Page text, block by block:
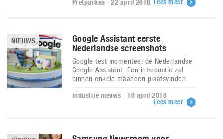
Pretparken - 22 april 2018 Lees meer
NIEUWS
Google Assistant eerste
Nederlandse screenshots
Google test momenteel de Nederlandse
Google Assistent. Een introductie zal
binnen enkele maanden plaatsvinden.
Industrie nieuws - 10 april 2018
Lees meer